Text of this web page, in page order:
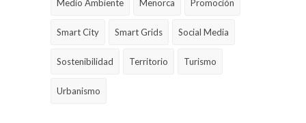
Medio Ambiente Menorca Promoción
Smart City Smart Grids Social Media
Sostenibilidad Territorio Turismo
Urbanismo